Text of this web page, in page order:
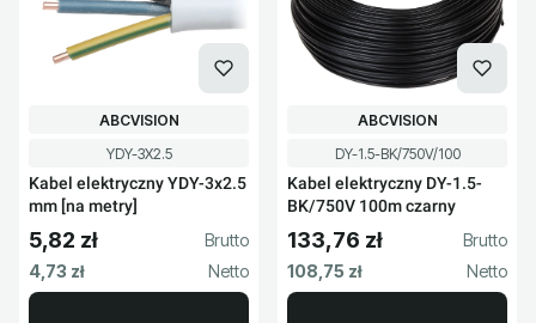
Kod produktu
YDY-3X2.5
Kabel elektryczny YDY-3x2.5
mm [na metry]
PRODUCENT
ABCVISION
Cena brutto
5,82 zł
Cena netto
4,73 zł
Kod produktu
DY-1.5-BK/750V/100
Kabel elektryczny DY-1.5-
BK/750V 100m czarny
PRODUCENT
ABCVISION
Cena brutto
133,76 zł
Cena netto
108,75 zł